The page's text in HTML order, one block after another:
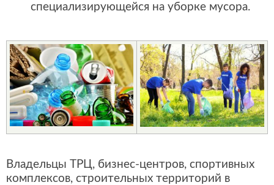
специализирующейся на уборке мусора.
Владельцы ТРЦ, бизнес-центров, спортивных
комплексов, строительных территорий в